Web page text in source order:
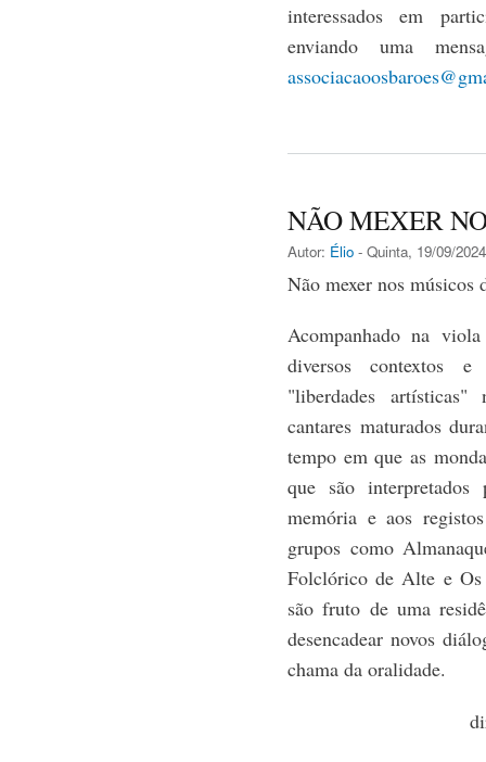
interessados em
enviando uma
NÃO MEXER
Autor: Élio - Quinta, 19/09/
Não mexer nos
Acompanhado na
diversos contextos e
"liberdades
cantares maturados
tempo em que as
que são
memória e aos
grupos como
Folclórico de Alte e Os
são fruto de uma
desencadear novos
chama da oralidade.